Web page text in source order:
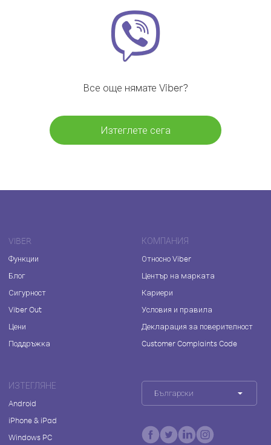
Все още нямате Viber?
Изтеглете сега
VIBER
Функции
Блог
Сигурност
Viber Out
Цени
Поддръжка
КОМПАНИЯ
Относно Viber
Център на марката
Кариери
Условия и правила
Декларация за поверителност
Customer Complaints Code
ИЗТЕГЛЯНЕ
Android
iPhone & iPad
Windows PC
Български